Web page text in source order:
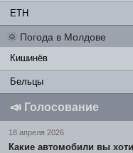
ETH
🌞 Погода в Молдове
Кишинёв
Бельцы
📣 Голосование
18 апреля 2026
Какие автомобили вы